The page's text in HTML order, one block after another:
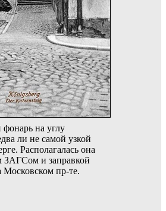
на углу
ли не самой узкой
Располагалась она
и заправкой
пр-те.